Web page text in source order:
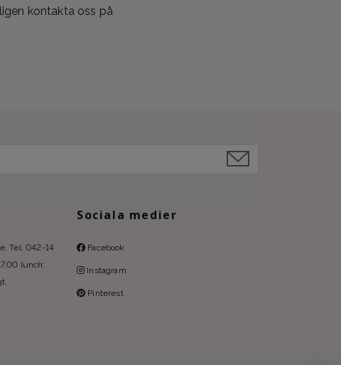
kontakta oss på
, Tel: 042-14
lunch:
Sociala medier
Facebook
Instagram
Pinterest